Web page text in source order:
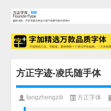
方正字迹-凌氏随手体
fangzhengziti 方正字体